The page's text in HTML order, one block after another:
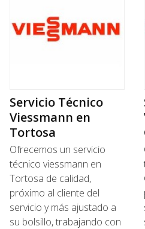
Servicio Técnico
Viessmann en
Tortosa
Ofrecemos un servicio
técnico viessmann en
Tortosa de calidad,
próximo al cliente del
servicio y más ajustado a
su bolsillo, trabajando con